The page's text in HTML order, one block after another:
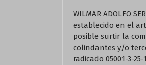
WILMAR ADOLFO
establecido en el
posible surtir la
colindantes y/o
radicado 05001-3-